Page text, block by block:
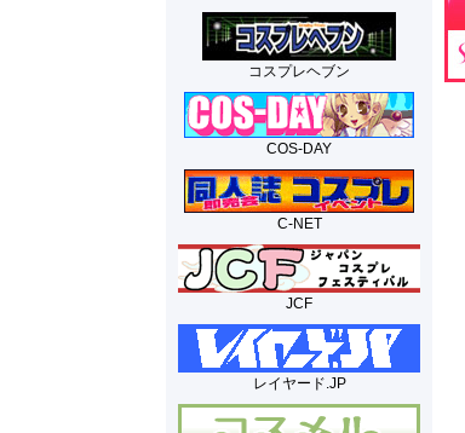
コスプレヘブン
COS-DAY
C-NET
JCF
レイヤード.JP